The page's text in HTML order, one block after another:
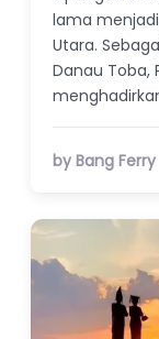
lama
Utara.
Danau Toba,
by Bang Ferry